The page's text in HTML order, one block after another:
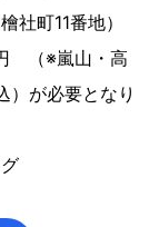
社町11番地）
（※嵐山・高
）が必要となり